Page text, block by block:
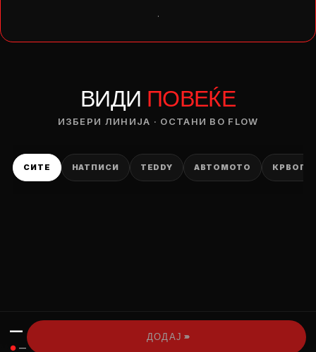
.
ВИДИ ПОВЕЌЕ
ИЗБЕРИ ЛИНИЈА · ОСТАНИ ВО FLOW
СИТЕ НАТПИСИ TEDDY АВТОМОТО
—
● —
ДОДАЈ ›››